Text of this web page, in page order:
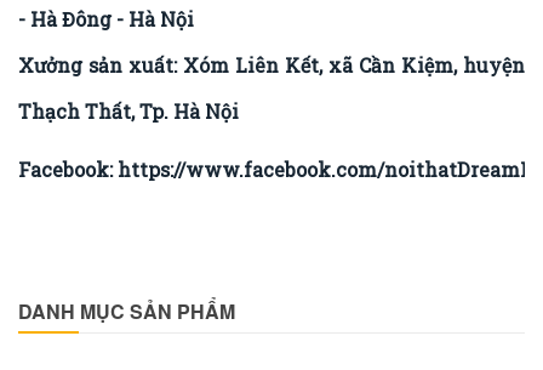
- Hà Đông - Hà Nội
Xưởng sản xuất: Xóm Liên Kết, xã Cần Kiệm, huyện
Thạch Thất, Tp. Hà Nội
Facebook:https://www.facebook.com/
DANH MỤC SẢN PHẨM